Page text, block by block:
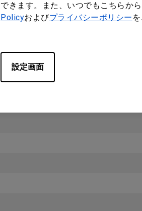
できます。また、いつでもこちらか
Policyおよびプライバシーポリシー
設定画面